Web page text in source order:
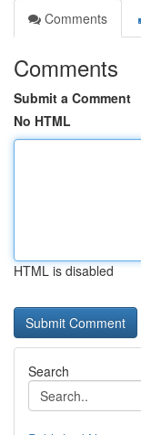
Comments
Comments
Submit a Comment
No HTML
HTML is disabled
Search